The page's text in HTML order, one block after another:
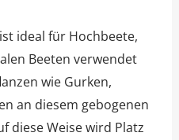
ideal für Hochbeete,
Beeten verwendet
wie Gurken,
an diesem gebogenen
diese Weise wird Platz